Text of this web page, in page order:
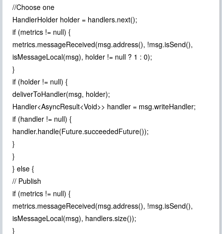
//Choose one
HandlerHolder holder = handlers.next();
if (metrics != null) {
metrics.messageReceived(msg.address(), !msg.isSend(),
isMessageLocal(msg), holder != null ? 1 : 0);
}
if (holder != null) {
deliverToHandler(msg, holder);
Handler<AsyncResult<Void>> handler = msg.writeHandler;
if (handler != null) {
handler.handle(Future.succeededFuture());
}
}
} else {
// Publish
if (metrics != null) {
metrics.messageReceived(msg.address(), !msg.isSend(),
isMessageLocal(msg), handlers.size());
}